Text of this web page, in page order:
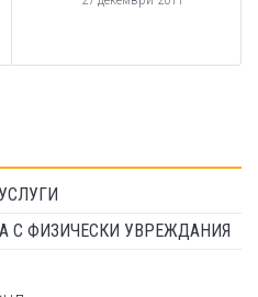
С ФИЗИЧЕСКИ УВРЕЖДАНИЯ